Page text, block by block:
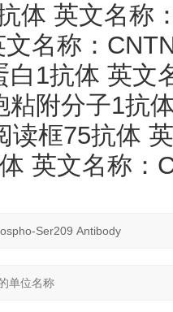
体 英文名称
名称：
白 1抗体 英文
粘附分子1抗
读框75抗体
英文名称：